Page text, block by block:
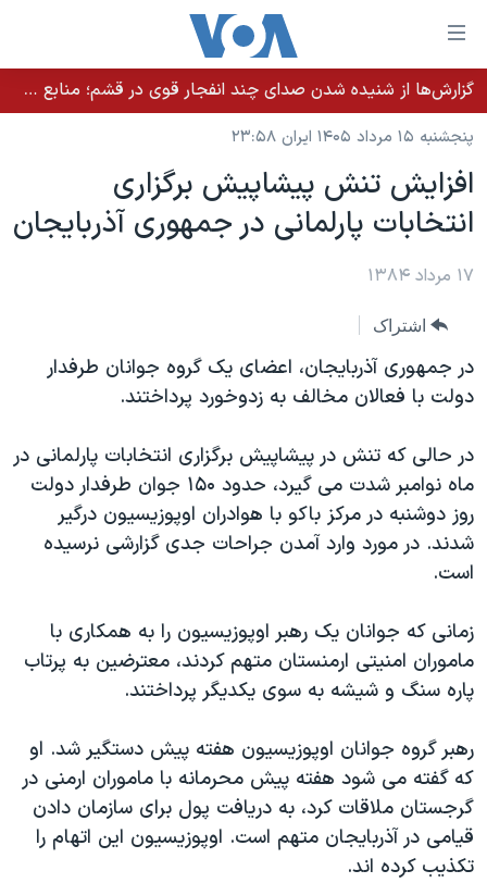
لینکهای
قابل
دسترسی
جهش
محتوای
اصلی
به
اصلی
جهش
به
خانه
نسخه سبک وب‌سایت
موضوع ها
ایران
آمریکا
گزیده‌ها
ویدیوها
فرهنگ و زندگی
حقوق شهروندی
علم و فناوری
اسرائیل در جنگ
گالری عکس
آرشیو پخش زنده
برنامه های تلویزیونی
جدول برنامه ها
صفحه‌های ویژه
عملیات خشم حماسی
بایگانی برنامه‌های تلویزیونی
مستندها
انتخابات ریاست جمهوری آمریکا ۲۰۲۴
رمز مهسا
ورزش زنان در ایران
اعتراضات زن، زندگی، آزادی
مجموعه مستندهای دادخواهی
تریبونال مردمی آبان ۹۸
دادگاه حمید نوری
چهل سال گروگان‌گیری
فرکانس‌های صدای آمریکا
پخش رادیویی
یادگیری زبان انگلیسی
دنبال کنید
زبانهای مختلف
گزارش‌ها از شنیده شدن صدای چند انفجار قوی در قشم؛ منابع حکومتی می‌گویند درگیری در تنگه هرمز بود
پنجشنبه ۱۵ مرداد ۱۴۰۵ ایران ۲۳:۵۸
افزايش تنش پيشاپيش برگزاری
انتخابات پارلمانی در جمهوری آذربايجان
۱۷ مرداد ۱۳۸۴
اشتراک
در جمهوری آذربايجان، اعضای یک گروه جوانان طرفدار
دولت با فعالان مخالف به زدوخورد پرداختند.
در حالی که تنش در پيشاپيش برگزاری انتخابات پارلمانی در
ماه نوامبر شدت می گيرد، حدود ۱۵۰ جوان طرفدار دولت
روز دوشنبه در مرکز باکو با هوادران اوپوزيسيون درگير
شدند. در مورد وارد آمدن جراحات جدی گزارشی نرسيده
است.
زمانی که جوانان يک رهبر اوپوزيسيون را به همکاری با
ماموران امنيتی ارمنستان متهم کردند، معترضين به پرتاب
پاره سنگ و شيشه به سوی يکديگر پرداختند.
رهبر گروه جوانان اوپوزيسيون هفته پيش دستگير شد. او
که گفته می شود هفته پيش محرمانه با ماموران ارمنی در
گرجستان ملاقات کرد، به دريافت پول برای سازمان دادن
قيامی در آذربايجان متهم است. اوپوزيسيون اين اتهام را
تکذيب کرده اند.